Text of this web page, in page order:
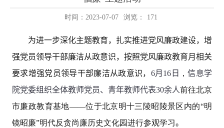
时间：2023-07-07 浏览： 171
为进一步深化主题教育，扎实推进党风廉政建设，增
强党员领导干部廉洁从政意识，按照党风廉政教育月相关
要求增强党员领导干部廉洁从政意识， 6月 16 日 ，信息学
院党委组织全体教师党员、青年教师代表30余人前往北京
市廉政教育基地——位于北京明十三陵昭陵景区内的“明
镜昭廉”明代反贪尚廉历史文化园进行参观学习。